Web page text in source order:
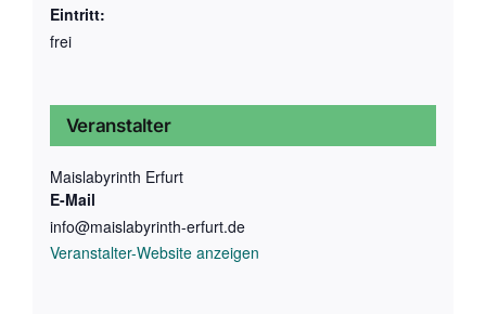
Eintritt:
frei
Veranstalter
Maislabyrinth Erfurt
E-Mail
info@maislabyrinth-erfurt.de
Veranstalter-Website anzeigen